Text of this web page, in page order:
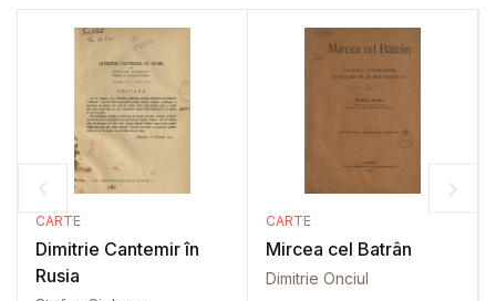
CARTE
Dimitrie Cantemir în
Rusia
CARTE
Mircea cel Batrân
Dimitrie Onciul